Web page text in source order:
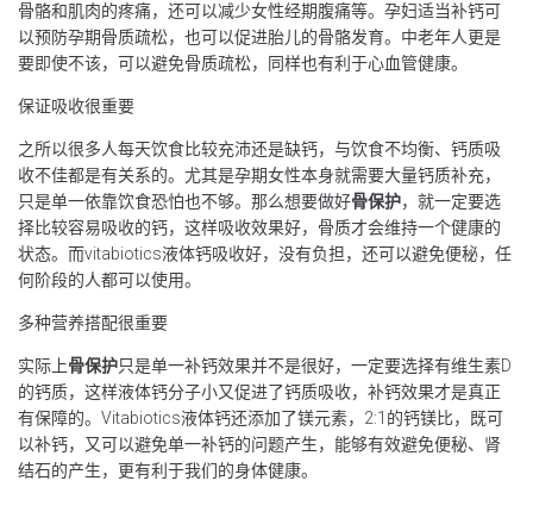
骨骼和肌肉的疼痛，还可以减少女性经期腹痛等。孕妇适当补钙可
以预防孕期骨质疏松，也可以促进胎儿的骨骼发育。中老年人更是
要即使不该，可以避免骨质疏松，同样也有利于心血管健康。
保证吸收很重要
之所以很多人每天饮食比较充沛还是缺钙，与饮食不均衡、钙质吸
收不佳都是有关系的。尤其是孕期女性本身就需要大量钙质补充，
只是单一依靠饮食恐怕也不够。那么想要做好骨保护，就一定要选
择比较容易吸收的钙，这样吸收效果好，骨质才会维持一个健康的
状态。而vitabiotics液体钙吸收好，没有负担，还可以避免便秘，任
何阶段的人都可以使用。
多种营养搭配很重要
实际上骨保护只是单一补钙效果并不是很好，一定要选择有维生素D
的钙质，这样液体钙分子小又促进了钙质吸收，补钙效果才是真正
有保障的。Vitabiotics液体钙还添加了镁元素，2:1的钙镁比，既可
以补钙，又可以避免单一补钙的问题产生，能够有效避免便秘、肾
结石的产生，更有利于我们的身体健康。